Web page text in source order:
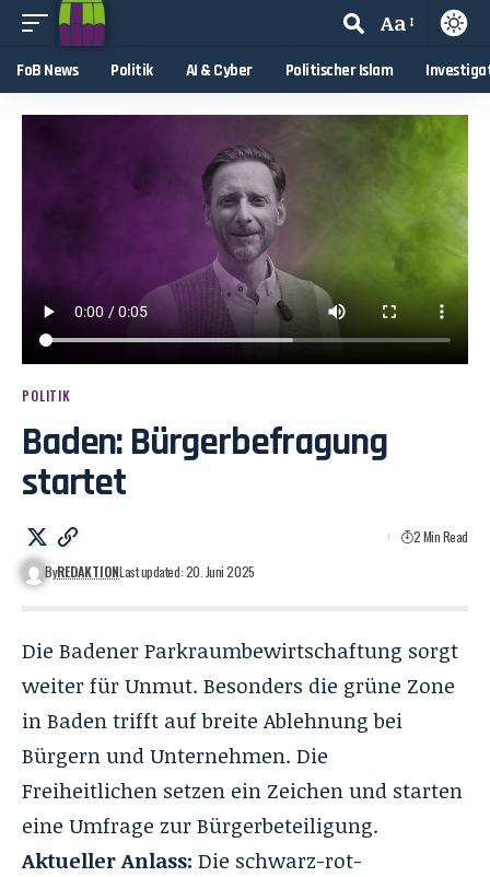
Aa
FoB News Politik AI & Cyber Politischer Islam
POLITIK
Baden: Bürgerbefragung
startet
ByREDAKTIONLast updated: 20. Juni 2025
2 Min Read
Die Badener Parkraumbewirtschaftung sorgt
weiter für Unmut. Besonders die grüne Zone
in Baden trifft auf breite Ablehnung bei
Bürgern und Unternehmen. Die
Freiheitlichen setzen ein Zeichen und starten
eine Umfrage zur Bürgerbeteiligung.
Aktueller Anlass: Die schwarz-rot-